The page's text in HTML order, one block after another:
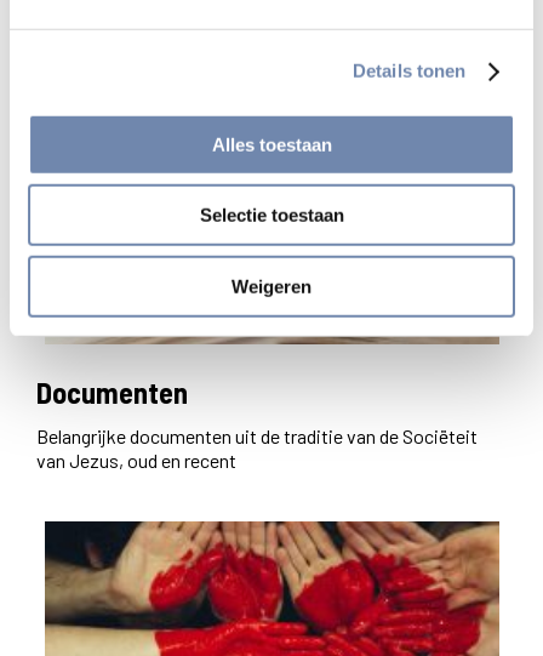
Details tonen
Alles toestaan
Selectie toestaan
Weigeren
Documenten
Belangrijke documenten uit de traditie van de Sociëteit
van Jezus, oud en recent